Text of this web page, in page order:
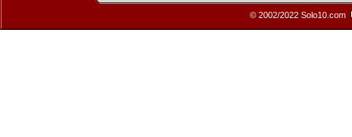
© 2002/2022 Solo10.com